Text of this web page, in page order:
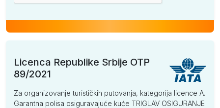
Licenca Republike Srbije OTP
89/2021
Za organizovanje turističkih putovanja, kategorija licence A.
Garantna polisa osiguravajuće kuće TRIGLAV OSIGURANJE